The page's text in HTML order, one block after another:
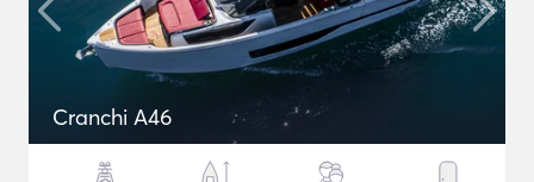
Cranchi A46